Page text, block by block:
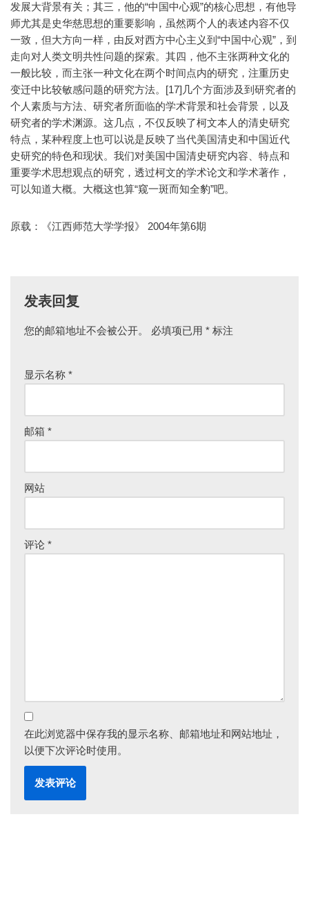
发展大背景有关；其三，他的“中国中心观”的核心思想，有他导
师尤其是史华慈思想的重要影响，虽然两个人的表述内容不仅
一致，但大方向一样，由反对西方中心主义到“中国中心观”，到
走向对人类文明共性问题的探索。其四，他不主张两种文化的
一般比较，而主张一种文化在两个时间点内的研究，注重历史
变迁中比较敏感问题的研究方法。[17]几个方面涉及到研究者的
个人素质与方法、研究者所面临的学术背景和社会背景，以及
研究者的学术渊源。这几点，不仅反映了柯文本人的清史研究
特点，某种程度上也可以说是反映了当代美国清史和中国近代
史研究的特色和现状。我们对美国中国清史研究内容、特点和
重要学术思想观点的研究，透过柯文的学术论文和学术著作，
可以知道大概。大概这也算“窥一斑而知全豹”吧。
原载：《江西师范大学学报》 2004年第6期
发表回复
您的邮箱地址不会被公开。 必填项已用 * 标注
显示名称 *
邮箱 *
网站
评论 *
在此浏览器中保存我的显示名称、邮箱地址和网站地址，
以便下次评论时使用。